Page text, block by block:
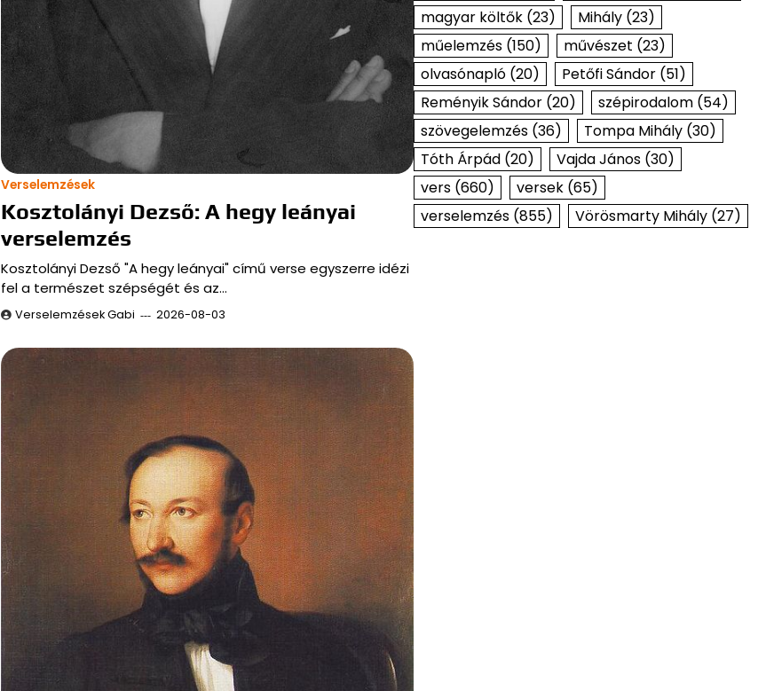
Verselemzések
Kosztolányi Dezső: A hegy leányai
verselemzés
Kosztolányi Dezső "A hegy leányai" című verse egyszerre idézi
fel a természet szépségét és az…
Verselemzések Gabi 2026-08-03
magyar költők(23) Mihály(23)
műelemzés(150) művészet (23)
olvasónapló(20) Petőfi Sándor(51)
Reményik Sándor(20) szépirodalom(54)
szövegelemzés(36) Tompa Mihály(30)
Tóth Árpád(20) Vajda János(30)
vers(660) versek(65)
verselemzés(855) Vörösmarty Mihály(27)